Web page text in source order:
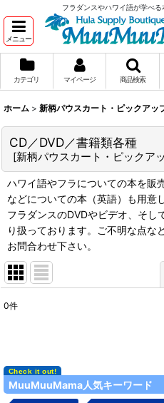
フラダンスやハワイ語が学べ
メニュー
カテゴリ マイページ 商品検索
ホーム > 新柄パウスカート・ピックアッ
CD／DVD／書籍類各種
[新柄パウスカート・ピックア
ハワイ語やフラについての本を販
などについての本（英語）も用
フラダンスのDVDやビデオ、そし
り扱っております。ご不明な点な
お問合わせ下さい。
並び順 :
0件
MuuMuuMama人気キーワード